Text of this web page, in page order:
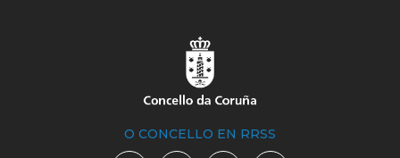
O CONCELLO EN RRSS